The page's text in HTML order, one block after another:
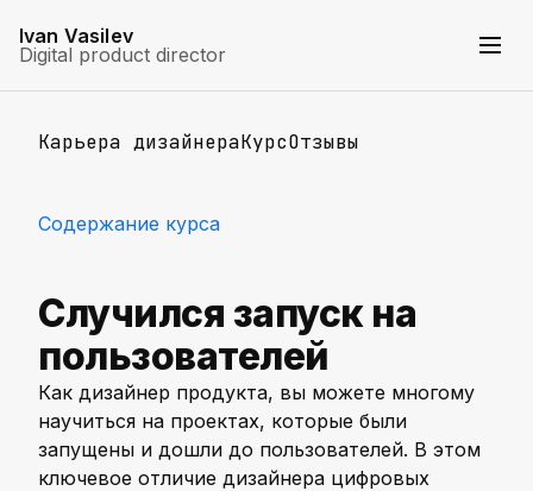
Ivan Vasilev
Digital product director
Карьера дизайнераКурсОтзывы
Содержание курса
Случился запуск на
пользователей
Как дизайнер продукта, вы можете многому
научиться на проектах, которые были
запущены и дошли до пользователей. В этом
ключевое отличие дизайнера цифровых